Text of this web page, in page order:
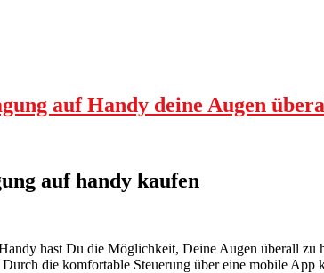
auf Handy deine Augen
auf handy kaufen
hast Du die Möglichkeit, Deine Augen überall
die komfortable Steuerung über eine mobile